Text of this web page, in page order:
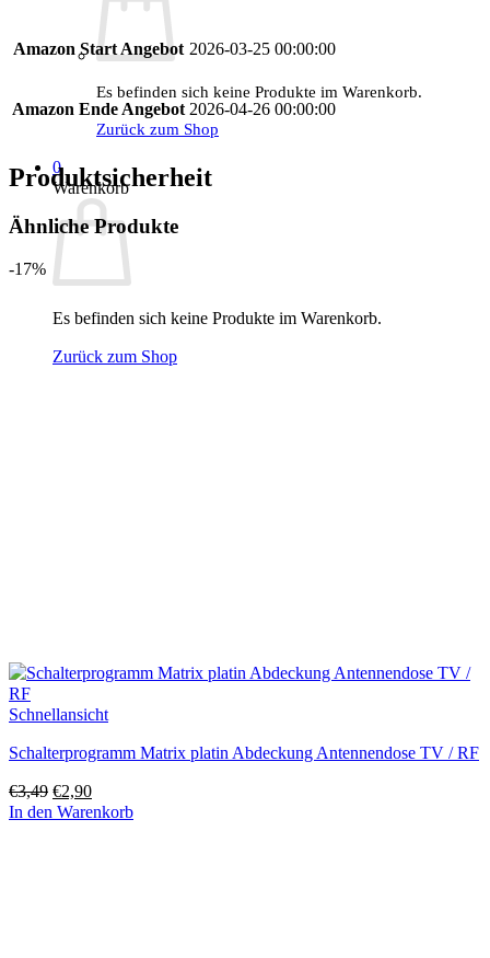
Es befinden sich keine Produkte im Warenkorb.
Zurück zum Shop
0
Warenkorb
Es befinden sich keine Produkte im Warenkorb.
Zurück zum Shop
Amazon Start Angebot 2026-03-25 00:00:00
Amazon Ende Angebot 2026-04-26 00:00:00
Produktsicherheit
Ähnliche Produkte
-17%
Schnellansicht
Schalterprogramm Matrix platin Abdeckung Antennendose TV / RF
€3,49 Ursprünglicher
Preis
€2,90Aktueller
Preis
In den Warenkorb